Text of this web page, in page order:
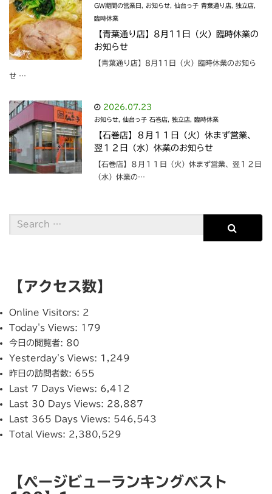
GW期間の営業日 , お知らせ, 仙台っ子 青葉通り店, 独立店,
臨時休業
【青葉通り店】8月11日（火）臨時休業の
お知らせ
【青葉通り店】8月11日（火）臨時休業のお知ら
せ …
2026.07.23
お知らせ, 仙台っ子 石巻店, 独立店, 臨時休業
【石巻店】８月１１日（火）休まず営業、
翌１２日（水）休業のお知らせ
【石巻店】８月１１日（火）休まず営業、翌１２日
（水）休業の…
【アクセス数】
Online Visitors: 2
Today's Views: 179
今日の閲覧者: 80
Yesterday's Views: 1,249
昨日の訪問者数: 655
Last 7 Days Views: 6,412
Last 30 Days Views: 28,887
Last 365 Days Views: 546,543
Total Views: 2,380,529
【ページビューランキングベスト